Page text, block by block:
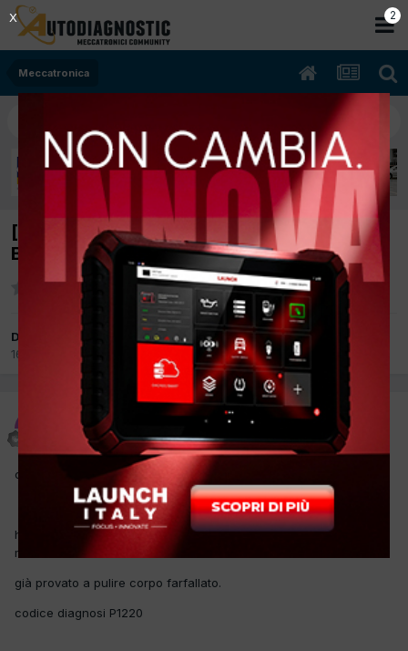
Meccatronica
[fiat stilo 01/2004 1600cc 182b6000 76Kw
Benzina] macchina non accellera
Da pitaccolosnc
16 Giugno 2015
pitaccolosnc
Inviato16 Giugno 2015
ciao,
ho una fiat stilo del 2004 1.6 benzina che sta al minimo regolare
ma non accellera.
già provato a pulire corpo farfallato.
codice diagnosi P1220
2
X